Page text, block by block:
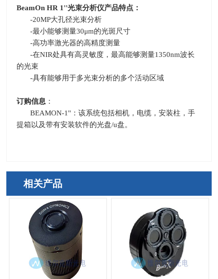
BeamOn HR 1''光束分析仪产品特点：
-20MP大孔径光束分析
-最小能够测量30μm的光斑尺寸
-高功率激光器的高精度测量
-在NIR处具有高灵敏度，最高能够测量1350nm波长
的光束
-具有能够用于多光束分析的多个活动区域
订购信息 ：
BEAMON-1''：该系统包括相机，电缆，安装柱，手
提箱以及带有安装软件的光盘/u盘。
相关产品